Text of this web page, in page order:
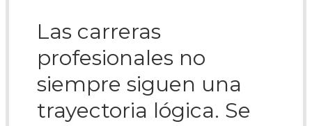
Las carreras
profesionales no
siempre siguen una
trayectoria lógica. Se